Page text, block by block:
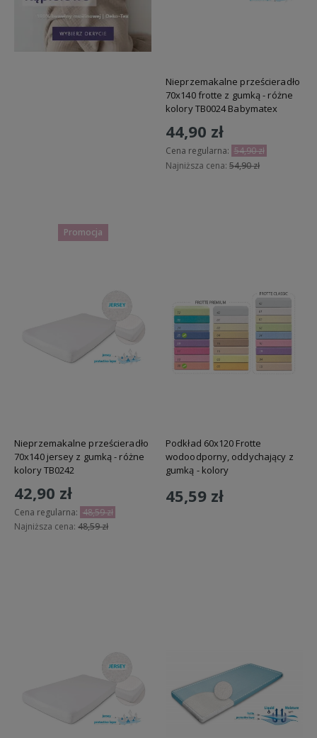
Nieprzemakalne prześcieradło
70x140 frotte z gumką - różne
kolory TB0024 Babymatex
44,90 zł
Cena regularna: 54,90 zł
Najniższa cena: 54,90 zł
Nieprzemakalne prześcieradło
70x140 jersey z gumką - różne
kolory TB0242
42,90 zł
Cena regularna: 48,59 zł
Najniższa cena: 48,59 zł
Promocja
Podkład 60x120 Frotte
wodoodporny, oddychający z
gumką - kolory
45,59 zł